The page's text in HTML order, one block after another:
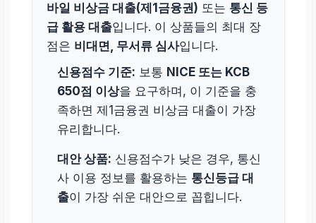
바일 비상금 대출(제1금융권) 또는 통신 등
급 활용 대출입니다. 이 상품들의 최대 장
점은 비대면, 무서류 심사입니다.
신용점수 기준: 보통 NICE 또는 KCB
650점 이상을 요구하며, 이 기준을 충
족하면 제1금융권 비상금 대출이 가장
유리합니다.
대안 상품: 신용점수가 낮은 경우, 통신
사 이용 정보를 활용하는 통신등급 대
출이 가장 쉬운 대안으로 꼽힙니다.